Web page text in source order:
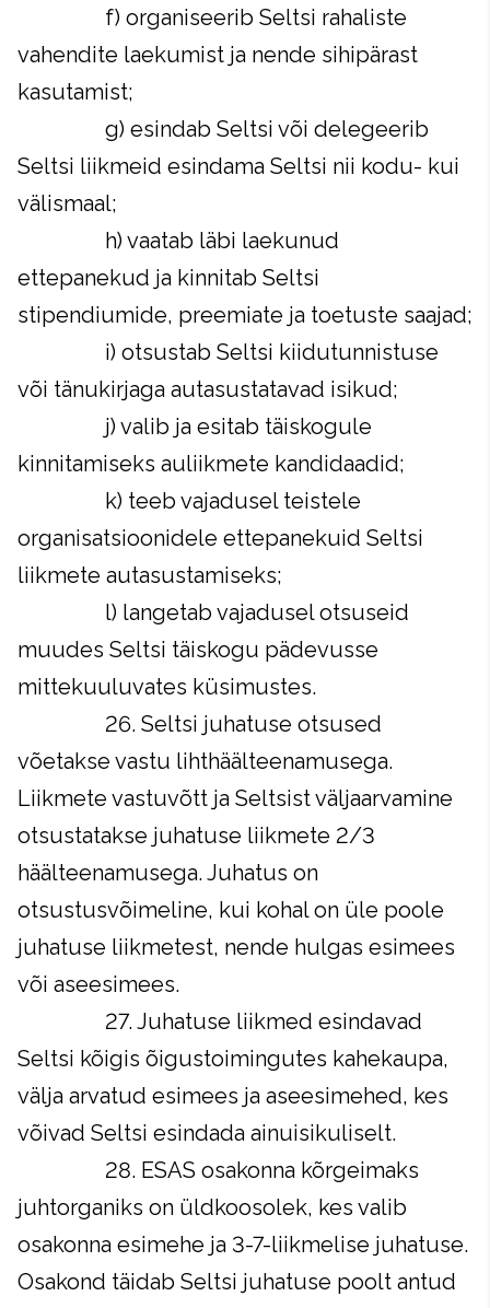
f) organiseerib Seltsi rahaliste
vahendite laekumist ja nende sihipärast
kasutamist;
g) esindab Seltsi või delegeerib
Seltsi liikmeid esindama Seltsi nii kodu- kui
välismaal;
h) vaatab läbi laekunud
ettepanekud ja kinnitab Seltsi
stipendiumide, preemiate ja toetuste saajad;
i) otsustab Seltsi kiidutunnistuse
või tänukirjaga autasustatavad isikud;
j) valib ja esitab täiskogule
kinnitamiseks auliikmete kandidaadid;
k) teeb vajadusel teistele
organisatsioonidele ettepanekuid Seltsi
liikmete autasustamiseks;
l) langetab vajadusel otsuseid
muudes Seltsi täiskogu pädevusse
mittekuuluvates küsimustes.
26. Seltsi juhatuse otsused
võetakse vastu lihthäälteenamusega.
Liikmete vastuvõtt ja Seltsist väljaarvamine
otsustatakse juhatuse liikmete 2/3
häälteenamusega. Juhatus on
otsustusvõimeline, kui kohal on üle poole
juhatuse liikmetest, nende hulgas esimees
või aseesimees.
27. Juhatuse liikmed esindavad
Seltsi kõigis õigustoimingutes kahekaupa,
välja arvatud esimees ja aseesimehed, kes
võivad Seltsi esindada ainuisikuliselt.
28. ESAS osakonna kõrgeimaks
juhtorganiks on üldkoosolek, kes valib
osakonna esimehe ja 3-7-liikmelise juhatuse.
Osakond täidab Seltsi juhatuse poolt antud